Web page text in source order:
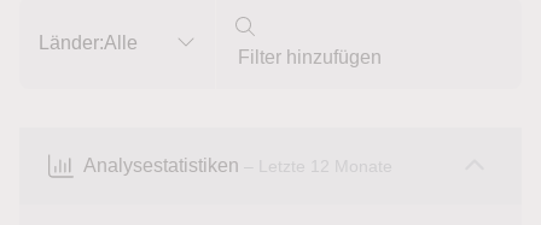
Länder:Alle
Analysestatistiken – Letzte 12 Monate